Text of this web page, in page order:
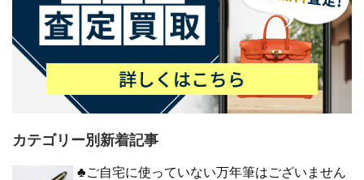
カテゴリー別新着記事
♣ご自宅に使っていない万年筆はございません